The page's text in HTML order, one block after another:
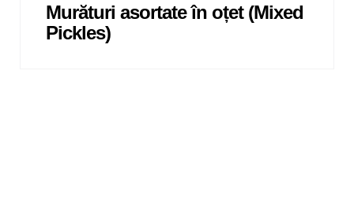
Murături asortate în oțet (Mixed
Pickles)